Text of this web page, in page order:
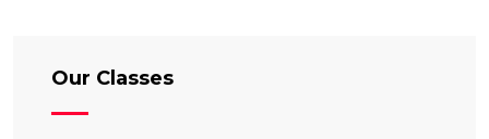
Our Classes